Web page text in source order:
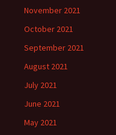
November 2021
October 2021
September 2021
August 2021
July 2021
June 2021
May 2021